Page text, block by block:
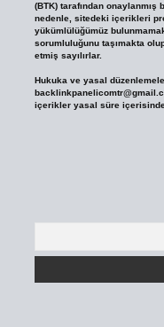
(BTK) tarafından onaylanmış
nedenle, sitedeki içerikleri
yükümlülüğümüz
sorumluluğunu taşımakta
etmiş sayılırlar.
Hukuka ve yasal
içerikler yasal süre içerisinde